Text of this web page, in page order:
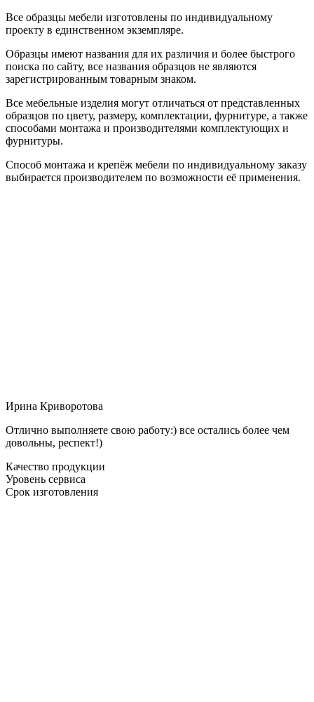
Все образцы мебели изготовлены по индивидуальному
проекту в единственном экземпляре.
Образцы имеют названия для их различия и более быстрого
поиска по сайту, все названия образцов не являются
зарегистрированным товарным знаком.
Все мебельные изделия могут отличаться от представленных
образцов по цвету, размеру, комплектации, фурнитуре, а также
способами монтажа и производителями комплектующих и
фурнитуры.
Способ монтажа и крепёж мебели по индивидуальному заказу
выбирается производителем по возможности её применения.
Ирина Криворотова
Отлично выполняете свою работу:) все остались более чем
довольны, респект!)
Качество продукции
Уровень сервиса
Срок изготовления